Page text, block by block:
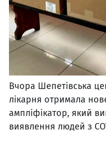
Вчора Шепетівська
лікарня отримала
ампліфікатор, який
виявлення людей з